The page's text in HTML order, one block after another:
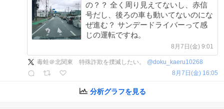
の？？ 全く周り見えてないし、赤信
号だし、後ろの車も動いてないのにな
ぜ進む？ サンデードライバーって感
じの運転ですね。
8月7日(金) 9:01
毒蛙＠北関東 特殊詐欺を撲滅したい。 @doku_kaeru10268
8月7日(金) 16:05
分析グラフを見る